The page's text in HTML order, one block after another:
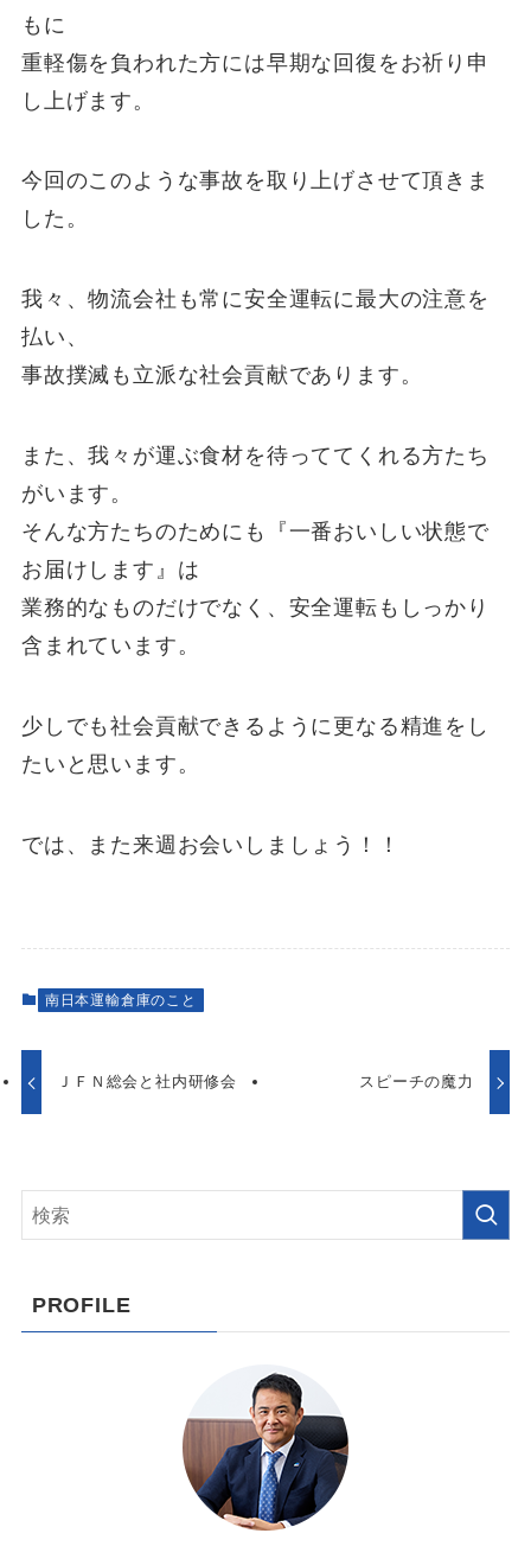
もに
重軽傷を負われた方には早期な回復をお祈り申
し上げます。
今回のこのような事故を取り上げさせて頂きま
した。
我々、物流会社も常に安全運転に最大の注意を
払い、
事故撲滅も立派な社会貢献であります。
また、我々が運ぶ食材を待っててくれる方たち
がいます。
そんな方たちのためにも『一番おいしい状態で
お届けします』は
業務的なものだけでなく、安全運転もしっかり
含まれています。
少しでも社会貢献できるように更なる精進をし
たいと思います。
では、また来週お会いしましょう！！
南日本運輸倉庫のこと
ＪＦＮ総会と社内研修会 スピーチの魔力
PROFILE